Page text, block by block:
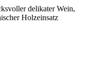
delikater Wein,
Holzeinsatz